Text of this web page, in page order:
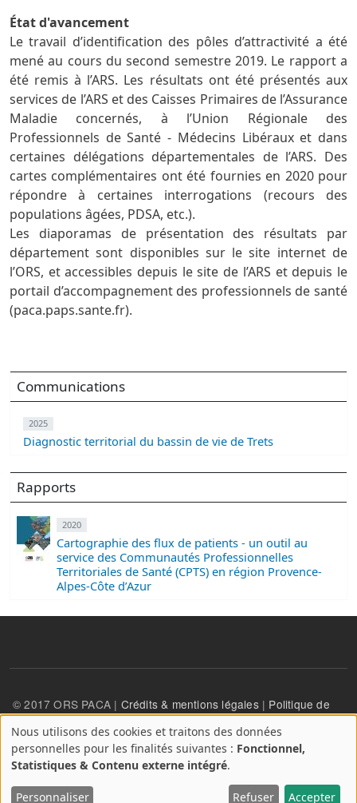
État d'avancement
Le travail d’identification des pôles d’attractivité a été
mené au cours du second semestre 2019. Le rapport a
été remis à l’ARS. Les résultats ont été présentés aux
services de l’ARS et des Caisses Primaires de l’Assurance
Maladie concernés, à l’Union Régionale des
Professionnels de Santé - Médecins Libéraux et dans
certaines délégations départementales de l’ARS. Des
cartes complémentaires ont été fournies en 2020 pour
répondre à certaines interrogations (recours des
populations âgées, PDSA, etc.).
Les diaporamas de présentation des résultats par
département sont disponibles sur le site internet de
l’ORS, et accessibles depuis le site de l’ARS et depuis le
portail d’accompagnement des professionnels de santé
(paca.paps.sante.fr).
Communications
2025
Diagnostic territorial du bassin de vie de Trets
Rapports
2020
Cartographie des flux de patients - un outil au
service des Communautés Professionnelles
Territoriales de Santé (CPTS) en région Provence-
Alpes-Côte d’Azur
© 2017 ORS PACA | Crédits & mentions légales| Politique de
confidentialité
User account menu
Se connecter
A
propos
cookies
Nous utilisons des cookies et traitons des données
personnelles pour les finalités suivantes : Fonctionnel,
Statistiques & Contenu externe intégré.
Personnaliser Refuser Accepter